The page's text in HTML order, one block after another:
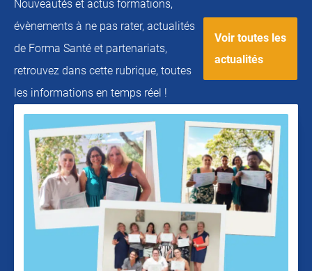
Nouveautés et actus formations,
évènements à ne pas rater, actualités
de Forma Santé et partenariats,
retrouvez dans cette rubrique, toutes
les informations en temps réel !
Voir toutes les
actualités